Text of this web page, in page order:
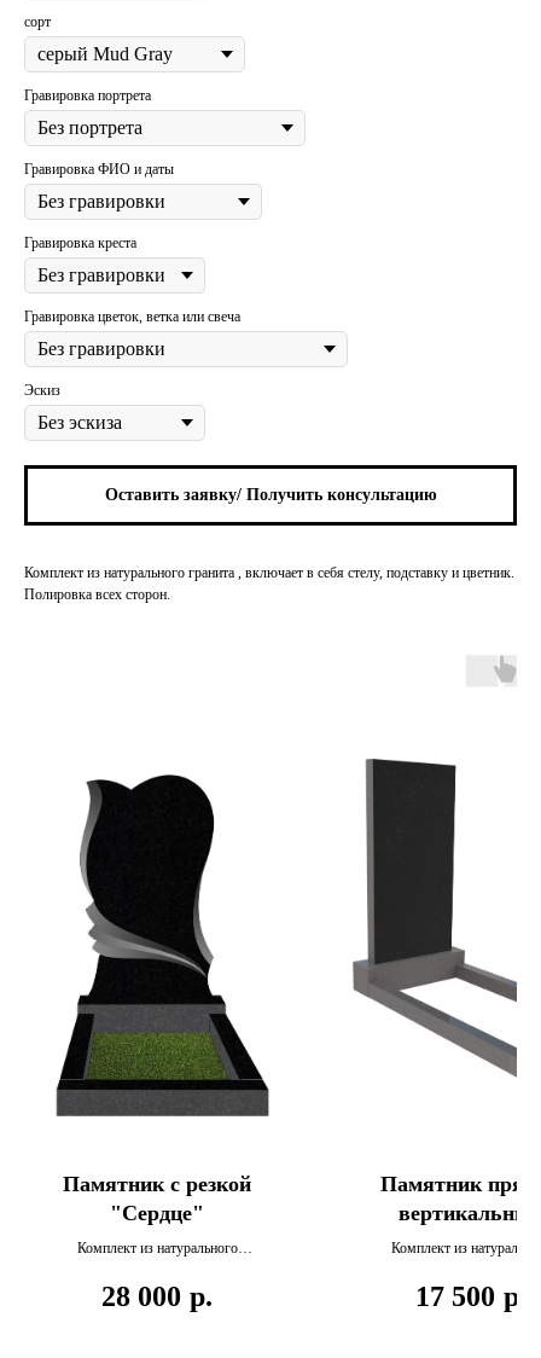
сорт
Гравировка портрета
Гравировка ФИО и даты
Гравировка креста
Гравировка цветок, ветка или свеча
Эскиз
Оставить заявку/ Получить консультацию
Комплект из натурального гранита , включает в себя стелу, подставку и цветник.
Полировка всех сторон.
Памятник c резкой
"Сердце"
Комплект из натурального
в себя стелу, подставку и
28 000 р.
Памятник
Комплект из
в себя стелу, подставку
17 500 р.